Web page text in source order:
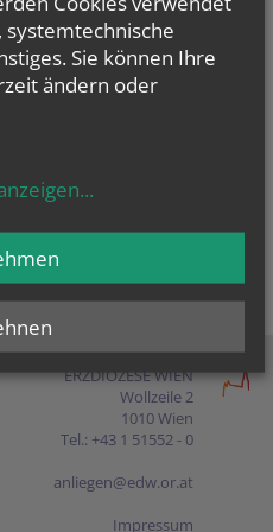
Presse
Shop
ERZDIÖZESE WIEN
Wollzeile 2
1010 Wien
Tel.: +43 1 51552 - 0
anliegen@edw.or.at
Impressum
systemtechnische
Sie können Ihre
ändern oder
...